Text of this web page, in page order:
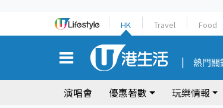
HK Travel Food
熱門關
演唱會 優惠著數 玩樂情報